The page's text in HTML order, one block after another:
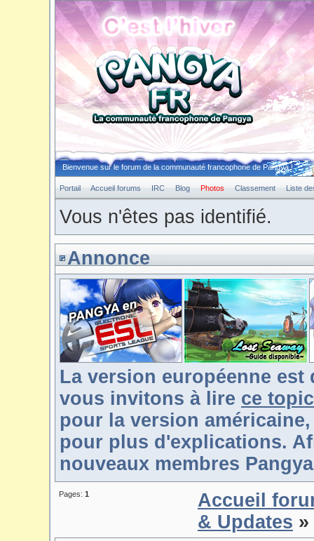
Bienvenue sur le forum de la communauté francophone de Pangya !
Portail Accueil forums IRC Blog Photos Classement Liste
Vous n'êtes pas identifié.
Annonce
La version européenne
vous invitons à lire ce topic
pour la version
pour plus d'explications.
nouveaux membres
Pages: 1
Accueil
& Updates